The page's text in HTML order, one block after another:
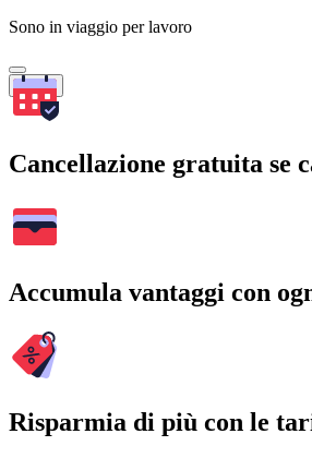
Sono in viaggio per lavoro
Cerca
Cancellazione gratuita se
Accumula vantaggi con
Risparmia di più con le